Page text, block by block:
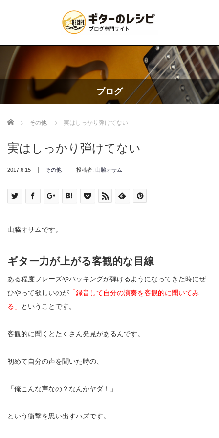
ブログ
Home その他 実はしっかり弾けてない
実はしっかり弾けてない
2017.6.15 その他 投稿者: 山脇オサム
山脇オサムです。
ギター力が上がる客観的な目線
ある程度フレーズやバッキングが弾けるようになってきた時にぜ
ひやって欲しいのが 「録音して自分の演奏を客観的に聞いてみ
る」
ということです。
客観的に聞くとたくさん発見があるんです。
初めて自分の声を聞いた時の、
「俺こんな声なの？なんかヤダ！」
という衝撃を思い出すハズです。